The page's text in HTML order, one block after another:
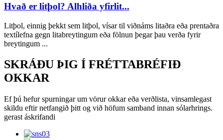
Hvað er litþol? Alhliða yfirlit...
Litþol, einnig þekkt sem litþol, vísar til viðnáms litaðra eða prentaðra
textílefna gegn litabreytingum eða fölnun þegar þau verða fyrir
breytingum ...
SKRÁÐU ÞIG Í FRÉTTABRÉFIÐ
OKKAR
Ef þú hefur spurningar um vörur okkar eða verðlista, vinsamlegast
skildu eftir netfangið þitt og við höfum samband innan sólarhrings.
gerast áskrifandi